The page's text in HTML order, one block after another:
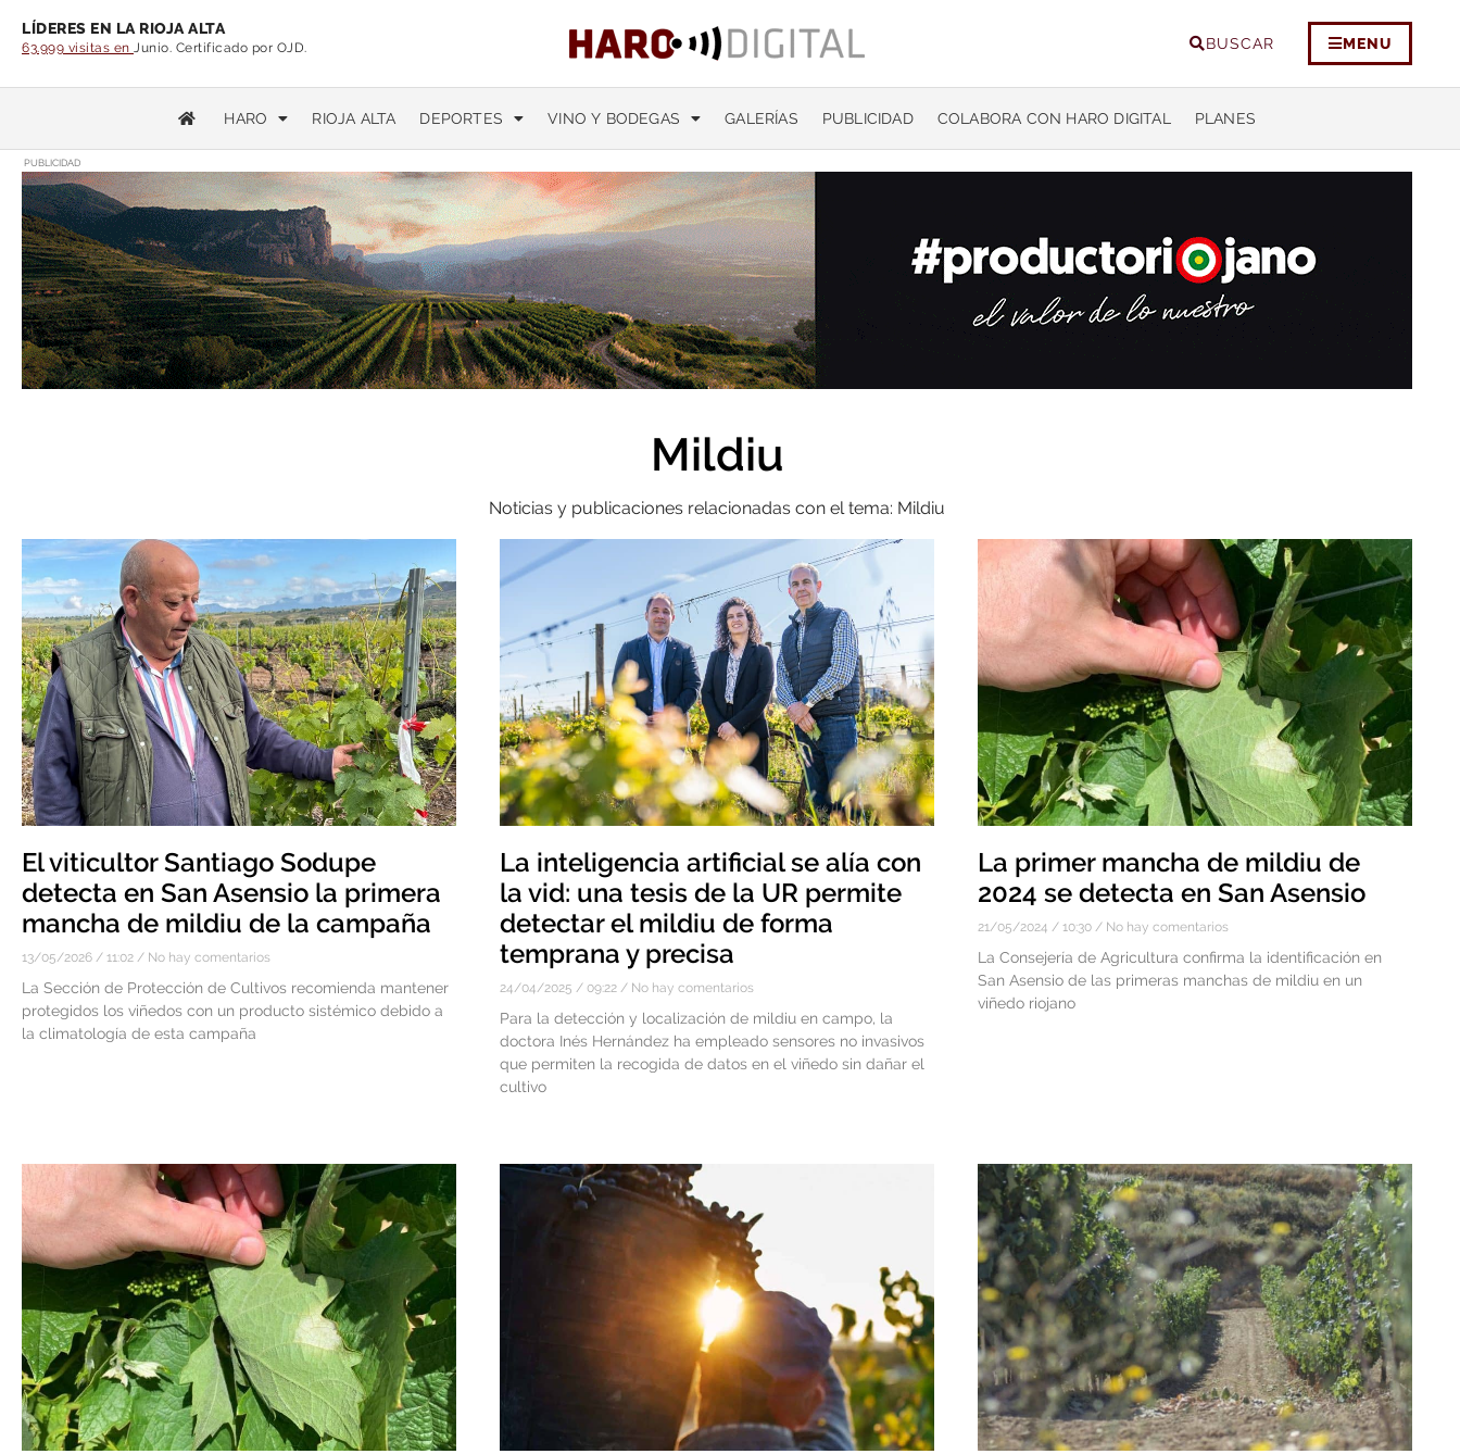
LÍDERES EN LA RIOJA ALTA
63.999 visitas en Junio. Certificado por OJD. BUSCAR MENU
HARO RIOJA ALTA DEPORTES VINO Y BODEGAS GALERÍAS PUBLICIDAD COLABORA CON HARO DIGITAL PLANES
PUBLICIDAD
Mildiu
Noticias y publicaciones relacionadas con el tema: Mildiu
El viticultor Santiago Sodupe
detecta en San Asensio la primera
mancha de mildiu de la campaña
13/05/2026 11:02 No hay comentarios
La Sección de Protección de Cultivos recomienda mantener
protegidos los viñedos con un producto sistémico debido a
la climatología de esta campaña
La inteligencia artificial se alía con
la vid: una tesis de la UR permite
detectar el mildiu de forma
temprana y precisa
24/04/2025 09:22 No hay comentarios
Para la detección y localización de mildiu en campo, la
doctora Inés Hernández ha empleado sensores no invasivos
que permiten la recogida de datos en el viñedo sin dañar el
cultivo
La primer mancha de mildiu de
2024 se detecta en San Asensio
21/05/2024 10:30 No hay comentarios
La Consejería de Agricultura confirma la identificación en
San Asensio de las primeras manchas de mildiu en un
viñedo riojano